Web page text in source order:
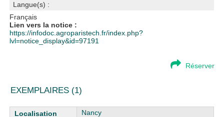
Langue(s) :
Français
Lien vers la notice :
https://infodoc.agroparistech.fr/index.php?
lvl=notice_display&id=97191
Réserver
EXEMPLAIRES (1)
Liste des exemplaires
Nancy